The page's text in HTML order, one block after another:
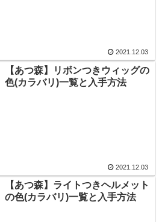
2021.12.03
【あつ森】リボンつきウィッグの
色(カラバリ)一覧と入手方法
2021.12.03
【あつ森】ライトつきヘルメット
の色(カラバリ)一覧と入手方法